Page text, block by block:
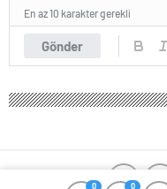
0 0
Gönder
En az 10 karakter gerekli